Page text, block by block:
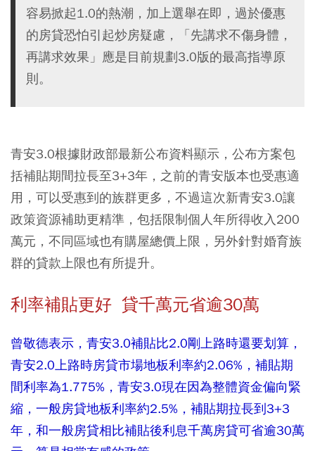
容易掀起1.0的熱潮，加上選舉在即，過於優惠
的房貸恐怕引起炒房疑慮，「先講求不傷身體，
再講求效果」應是目前規劃3.0版的最高指導原
則。
青安3.0根據財政部最新公布資料顯示，公布方案包
括補貼期間拉長至3+3年，之前的青安版本也受惠適
用，可以受惠到的族群更多，不過這次新青安3.0讓
政策資源補助更精準，包括限制個人年所得收入200
萬元，不同區域也有購屋總價上限，另外針對婚育族
群的貸款上限也有所提升。
利率補貼更好 貸千萬元省逾30萬
曾敬德表示，青安3.0補貼比2.0剛上路時還要划算，
青安2.0上路時房貸市場地板利率約2.06%，補貼期
間利率為1.775%，青安3.0現在因為整體資金偏向緊
縮，一般房貸地板利率約2.5%，補貼期拉長到3+3
年，和一般房貸相比補貼後利息千萬房貸可省逾30萬